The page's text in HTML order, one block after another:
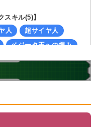
スキル(5)】
人
超サイヤ人
ベジータ王への恨み
】